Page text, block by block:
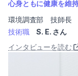
心身ともに健康を維
環境調査部 技師長
技術職
S. E. さん
インタビューを読む